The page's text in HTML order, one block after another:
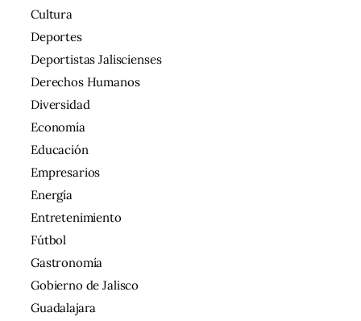
Cultura
Deportes
Deportistas Jaliscienses
Derechos Humanos
Diversidad
Economía
Educación
Empresarios
Energía
Entretenimiento
Fútbol
Gastronomía
Gobierno de Jalisco
Guadalajara